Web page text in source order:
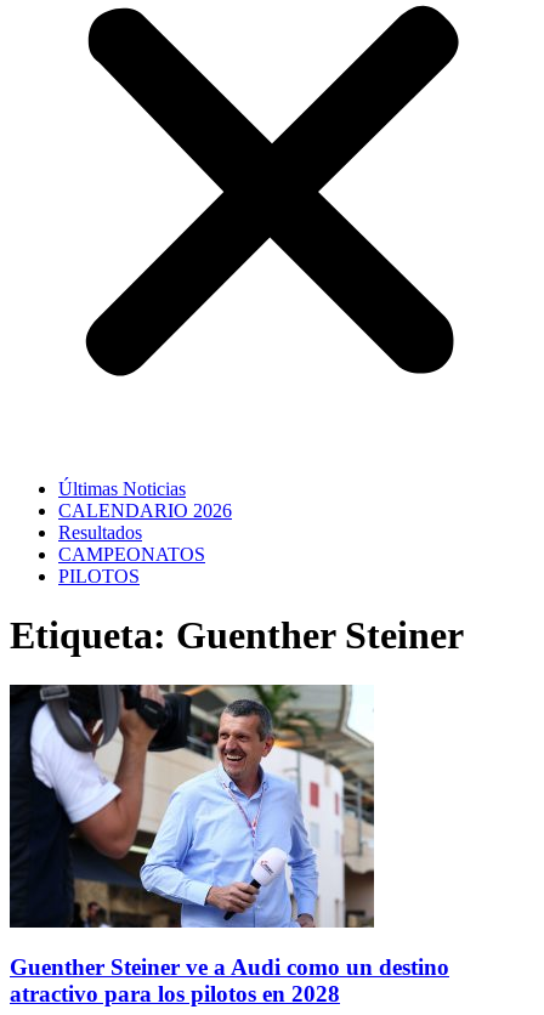
Últimas Noticias
CALENDARIO 2026
Resultados
CAMPEONATOS
PILOTOS
Etiqueta: Guenther Steiner
Guenther Steiner ve a Audi como un destino
atractivo para los pilotos en 2028